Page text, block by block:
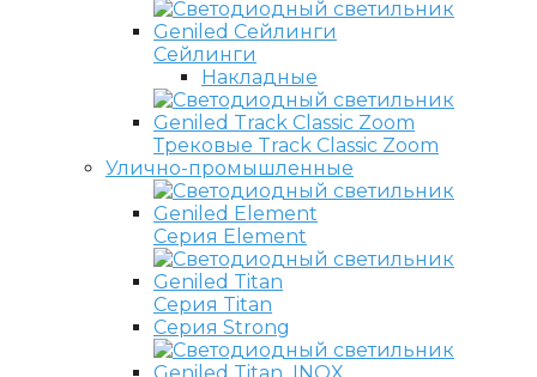
Сейлинги
Накладные
Трековые Track Classic Zoom
Улично-промышленные
Серия Element
Серия Titan
Серия Strong